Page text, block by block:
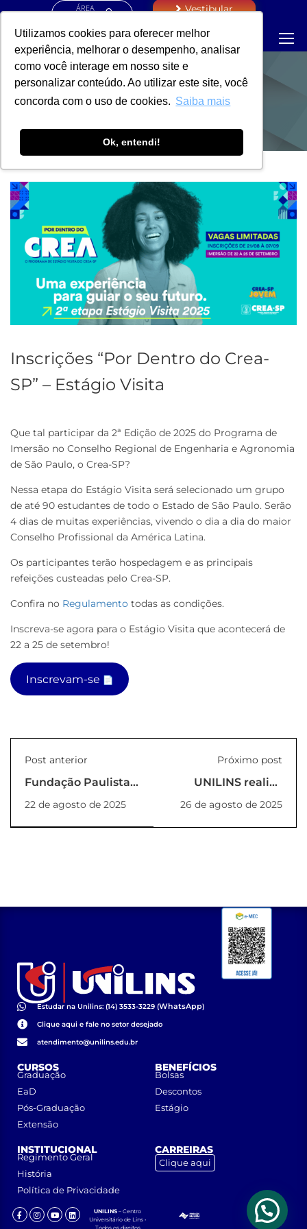
Utilizamos cookies para oferecer melhor
experiência, melhorar o desempenho, analisar
como você interage em nosso site e
personalizar conteúdo. Ao utilizar este site, você
concorda com o uso de cookies. Saiba mais
Ok, entendi!
ÁREA
Vestibular
NOTÍCIAS
Inscrições “Por Dentro do Crea-
SP” – Estágio Visita
Que tal participar da 2ª Edição de 2025 do Programa de
Imersão no Conselho Regional de Engenharia e Agronomia
de São Paulo, o Crea-SP?
Nessa etapa do Estágio Visita será selecionado um grupo
de até 90 estudantes de todo o Estado de São Paulo. Serão
4 dias de muitas experiências, vivendo o dia a dia do maior
Conselho Profissional da América Latina.
Os participantes terão hospedagem e as principais
refeições custeadas pelo Crea-SP.
Confira no Regulamento todas as condições.
Inscreva-se agora para o Estágio Visita que acontecerá de
22 a 25 de setembro!
Inscrevam-se
Post anterior
Fundação Paulista
de Tecnologia e
Educação realiza
comemoração do
22 de agosto de 2025
Próximo post
UNILINS realiza
cerimônia de
Colação de Grau
26 de agosto de 2025
Estudar na Unilins: (14) 3533-3229 (WhatsApp)
Clique aqui e fale no setor desejado
atendimento@unilins.edu.br
CURSOS
Graduação
EaD
Pós-Graduação
Extensão
BENEFÍCIOS
Bolsas
Descontos
Estágio
INSTITUCIONAL
Regimento Geral
História
Política de Privacidade
CARREIRAS
Clique aqui
UNILINS – Centro
Universitário de Lins •
Todos os direitos